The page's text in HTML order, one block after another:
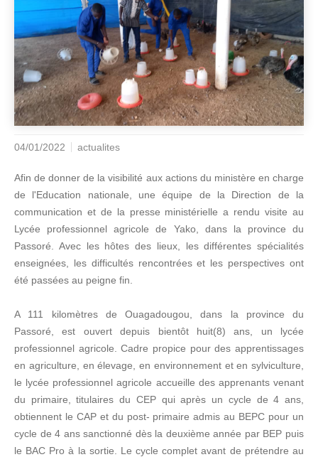
04/01/2022 actualites
Afin de donner de la visibilité aux actions du ministère en charge
de l'Education nationale, une équipe de la Direction de la
communication et de la presse ministérielle a rendu visite au
Lycée professionnel agricole de Yako, dans la province du
Passoré. Avec les hôtes des lieux, les différentes spécialités
enseignées, les difficultés rencontrées et les perspectives ont
été passées au peigne fin.
A 111 kilomètres de Ouagadougou, dans la province du
Passoré, est ouvert depuis bientôt huit(8) ans, un lycée
professionnel agricole. Cadre propice pour des apprentissages
en agriculture, en élevage, en environnement et en sylviculture,
le lycée professionnel agricole accueille des apprenants venant
du primaire, titulaires du CEP qui après un cycle de 4 ans,
obtiennent le CAP et du post- primaire admis au BEPC pour un
cycle de 4 ans sanctionné dès la deuxième année par BEP puis
le BAC Pro à la sortie. Le cycle complet avant de prétendre au